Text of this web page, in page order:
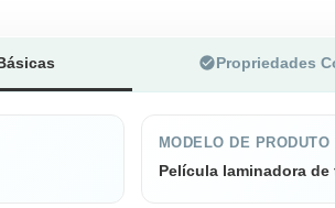
Propriedades
MODELO DE PRODUTO
Película laminadora de